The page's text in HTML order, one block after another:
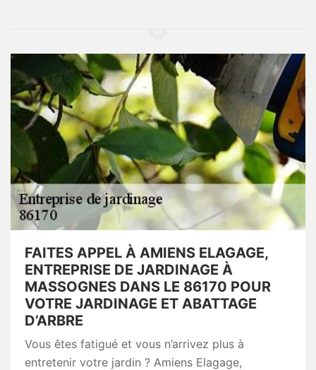
FAITES APPEL À AMIENS ELAGAGE,
ENTREPRISE DE JARDINAGE À
MASSOGNES DANS LE 86170 POUR
VOTRE JARDINAGE ET ABATTAGE
D’ARBRE
Vous êtes fatigué et vous n’arrivez plus à
entretenir votre jardin ? Amiens Elagage,